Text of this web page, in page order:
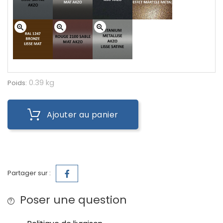
zoom_in zoom_in zoom_in
Poids: 0.39 kg
Ajouter au panier
Partager sur :
Poser une question